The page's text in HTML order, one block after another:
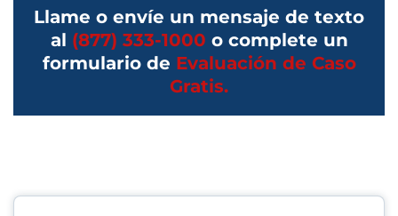
Llame o envíe un mensaje de texto
al (877) 333-1000 o complete un
formulario de Evaluación de Caso
Gratis.